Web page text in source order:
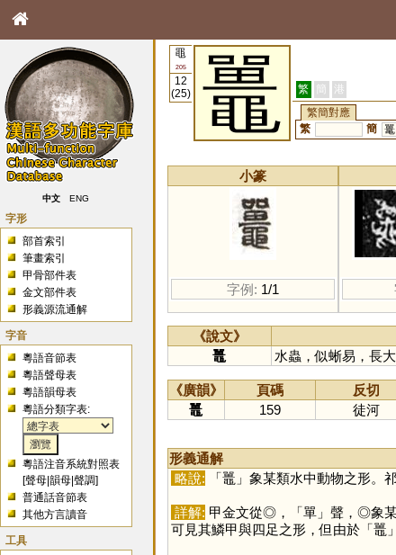
中文 ENG
字形
部首索引
筆畫索引
甲骨部件表
金文部件表
形義源流通解
字音
粵語音節表
粵語聲母表
粵語韻母表
粵語分類字表:
粵語注音系統對照表
[聲母 |韻母 |聲調]
普通話音節表
其他方言讀音
工具
黽
205
12
(25)
鼉 繁 簡 港
繁簡對應
繁
簡 鼍
小篆
字例: 1/1
《說文》
鼉
水蟲，似蜥易，長大
《廣韻》 頁碼 反切
鼉
159 徒河
形義通解
略說: 「鼉」象某類水中動物之形。
詳解: 甲金文從◎，「單」聲，◎象
可見其鱗甲與四足之形，但由於「鼉